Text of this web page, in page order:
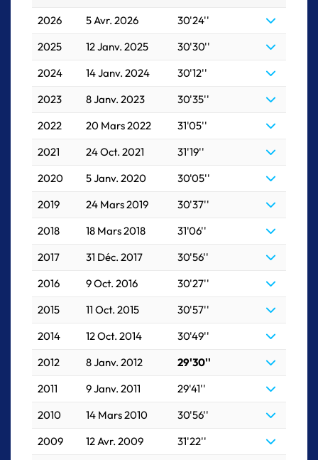
2026 5 Avr. 2026
30'24''
2025
12 Janv. 2025
30'30''
2024
14 Janv. 2024
30'12''
2023
8 Janv. 2023
30'35''
2022
20 Mars 2022
31'05''
2021
24 Oct. 2021
31'19''
2020
5 Janv. 2020
30'05''
2019
24 Mars 2019
30'37''
2018
18 Mars 2018
31'06''
2017
31 Déc. 2017
30'56''
2016
9 Oct. 2016
30'27''
2015
11 Oct. 2015
30'57''
2014
12 Oct. 2014
30'49''
2012
8 Janv. 2012
29'30''
2011
9 Janv. 2011
29'41''
2010
14 Mars 2010
30'56''
2009
12 Avr. 2009
31'22''